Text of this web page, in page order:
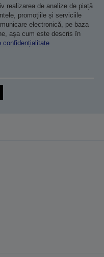
realizarea de analize de piață
promoțiile și serviciile
electronică, pe baza
așa cum este descris în
confidențialitate